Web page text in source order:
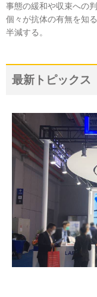
事態の緩和や収束への
個々が抗体の有無を知
半減する。
最新トピックス